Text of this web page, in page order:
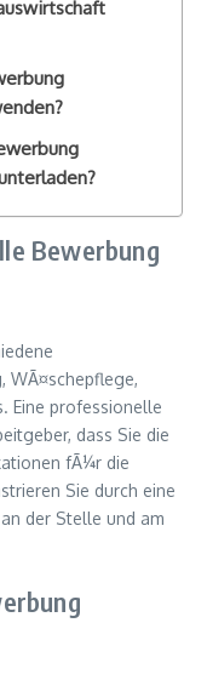
Bewerbung
WÃ¤schepflege,
Eine professionelle
dass Sie die
fÃ¼r die
Sie durch eine
der Stelle und am